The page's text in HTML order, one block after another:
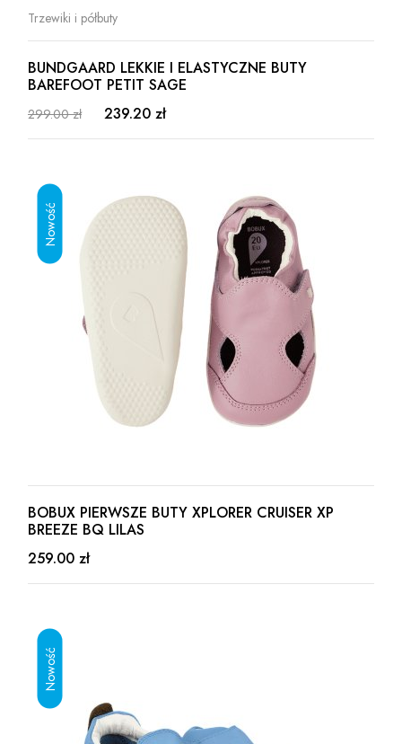
Trzewiki i półbuty
BUNDGAARD LEKKIE I ELASTYCZNE BUTY
BAREFOOT PETIT SAGE
299.00 zł 239.20 zł
BOBUX PIERWSZE BUTY XPLORER CRUISER XP
BREEZE BQ LILAS
259.00 zł